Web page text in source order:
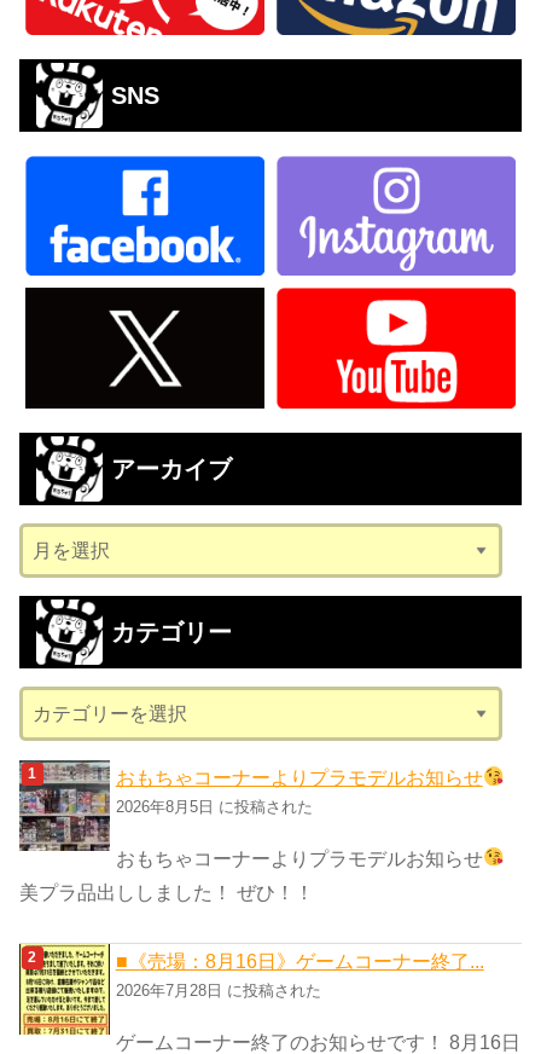
SNS
アーカイブ
ー
カ
ブ
カテゴリー
テ
ゴ
リ
ー
おもちゃコーナーよりプラモデルお知らせ
2026年8月5日 に投稿された
おもちゃコーナーよりプラモデルお知らせ
美プラ品出ししました！ ぜひ！！
■《売場：8月16日》ゲームコーナー終了...
2026年7月28日 に投稿された
ゲームコーナー終了のお知らせです！ 8月16日